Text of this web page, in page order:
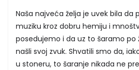
Naša najveća želja je uvek bila da
muziku kroz dobru hemiju i
posedujemo i da uz to šaramo po
našli svoj zvuk. Shvatili smo da,
u stoneru, to šaranje nikada ne